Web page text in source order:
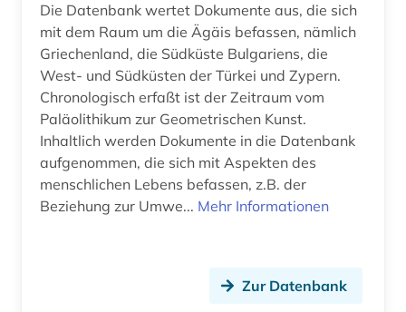
Die Datenbank wertet Dokumente aus, die sich
mit dem Raum um die Ägäis befassen, nämlich
Griechenland, die Südküste Bulgariens, die
West- und Südküsten der Türkei und Zypern.
Chronologisch erfaßt ist der Zeitraum vom
Paläolithikum zur Geometrischen Kunst.
Inhaltlich werden Dokumente in die Datenbank
aufgenommen, die sich mit Aspekten des
menschlichen Lebens befassen, z.B. der
Beziehung zur Umwe... Mehr Informationen
Zur Datenbank